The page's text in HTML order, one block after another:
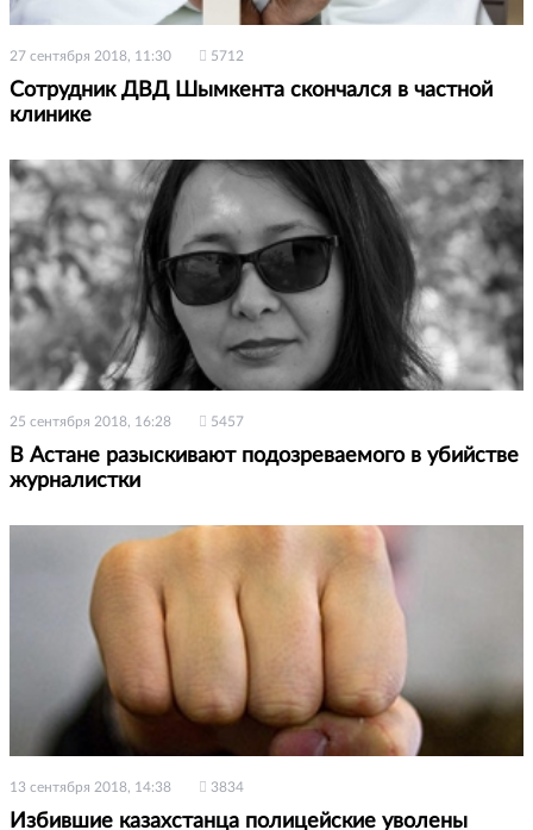
27 сентября 2018, 11:30 5712
Сотрудник ДВД Шымкента скончался в частной
клинике
25 сентября 2018, 16:28 5457
В Астане разыскивают подозреваемого в убийстве
журналистки
13 сентября 2018, 14:38 3834
Избившие казахстанца полицейские уволены